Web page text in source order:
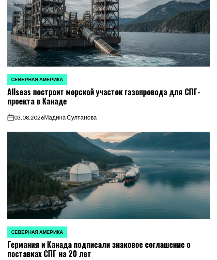
ОПУБЛИКОВАНО
В
СЕВЕРНАЯ АМЕРИКА
Allseas построит морской участок газопровода для СПГ-
проекта в Канаде
on03.08.2026Мадина Султанова
ОПУБЛИКОВАНО
В
СЕВЕРНАЯ АМЕРИКА
Германия и Канада подписали знаковое соглашение о
поставках СПГ на 20 лет